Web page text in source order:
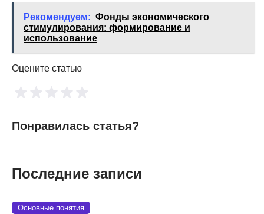
Рекомендуем: Фонды экономического
стимулирования: формирование и
использование
Оцените статью
Понравилась статья?
Последние записи
Основные понятия